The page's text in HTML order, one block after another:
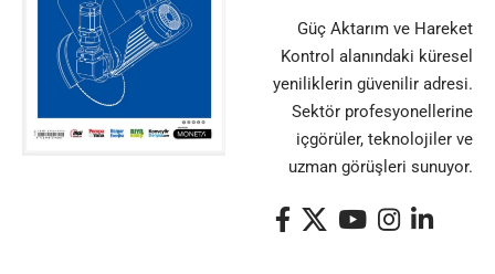
Güç Aktarım ve Hareket
Kontrol alanındaki küresel
yeniliklerin güvenilir adresi.
Sektör profesyonellerine
içgörüler, teknolojiler ve
uzman görüşleri sunuyor.